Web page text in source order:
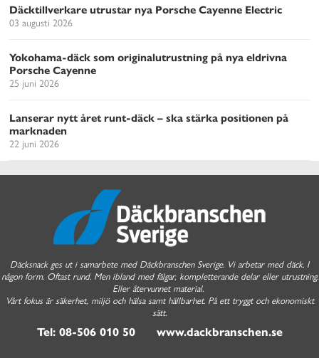
Däcktillverkare utrustar nya Porsche Cayenne Electric
03 augusti 2026
Yokohama-däck som originalutrustning på nya eldrivna
Porsche Cayenne
25 juni 2026
Lanserar nytt året runt-däck – ska stärka positionen på
marknaden
22 juni 2026
Däcksnack ges ut i samarbete med Däckbranschen Sverige. Vi arbetar med däck. I
någon form. Oftast rund. Men ibland med fälgar, kompletterande delar eller utrustning.
Eller återvunnet material.
Vårt fokus är säkerhet, miljö och hälsa samt hållbarhet. På ett tryggt och ekonomiskt
sätt.
Tel: 08-506 010 50 www.dackbranschen.se